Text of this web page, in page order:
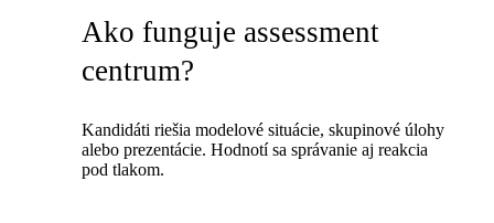
Ako funguje assessment
centrum?
Kandidáti riešia modelové situácie, skupinové úlohy
alebo prezentácie. Hodnotí sa správanie aj reakcia
pod tlakom.